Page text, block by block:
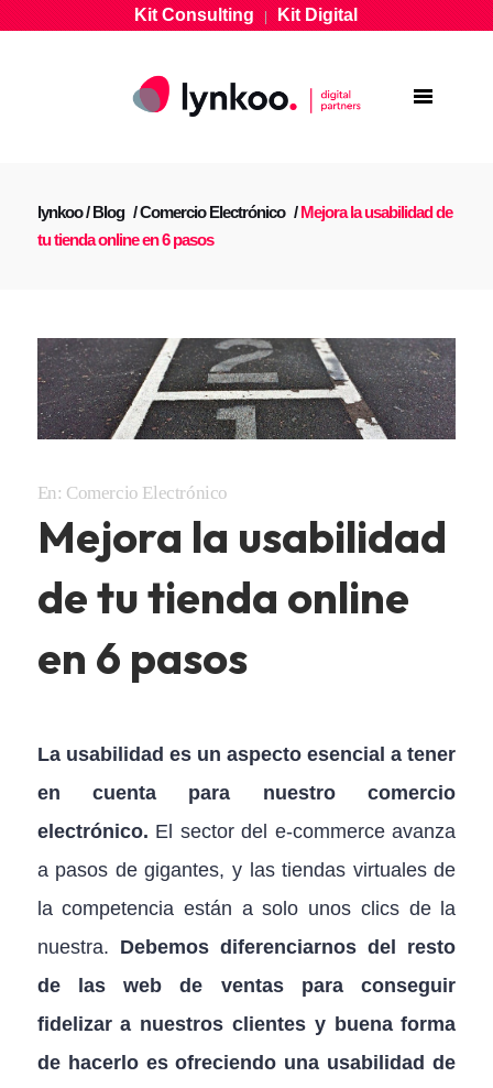
Kit Consulting|Kit Digital
lynkoo/Blog /Comercio Electrónico /Mejora la usabilidad de
tu tienda online en 6 pasos
En: Comercio Electrónico
Mejora la usabilidad
de tu tienda online
en 6 pasos
La usabilidad es un aspecto esencial a tener
en cuenta para nuestro comercio
electrónico. El sector del e-commerce avanza
a pasos de gigantes, y las tiendas virtuales de
la competencia están a solo unos clics de la
nuestra. Debemos diferenciarnos del resto
de las web de ventas para conseguir
fidelizar a nuestros clientes y buena forma
de hacerlo es ofreciendo una usabilidad de